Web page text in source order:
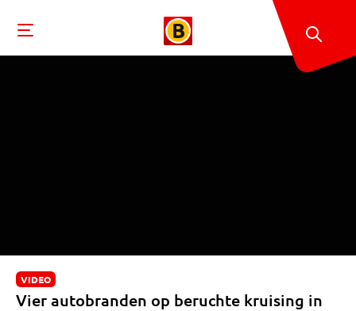
VIDEO
Vier autobranden op beruchte kruising in